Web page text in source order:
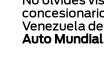
Venezuela
Auto Mundial